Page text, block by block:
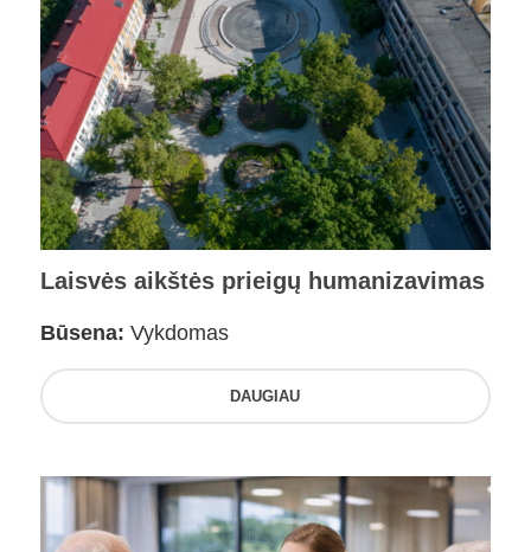
Laisvės aikštės prieigų humanizavimas
Būsena: Vykdomas
DAUGIAU